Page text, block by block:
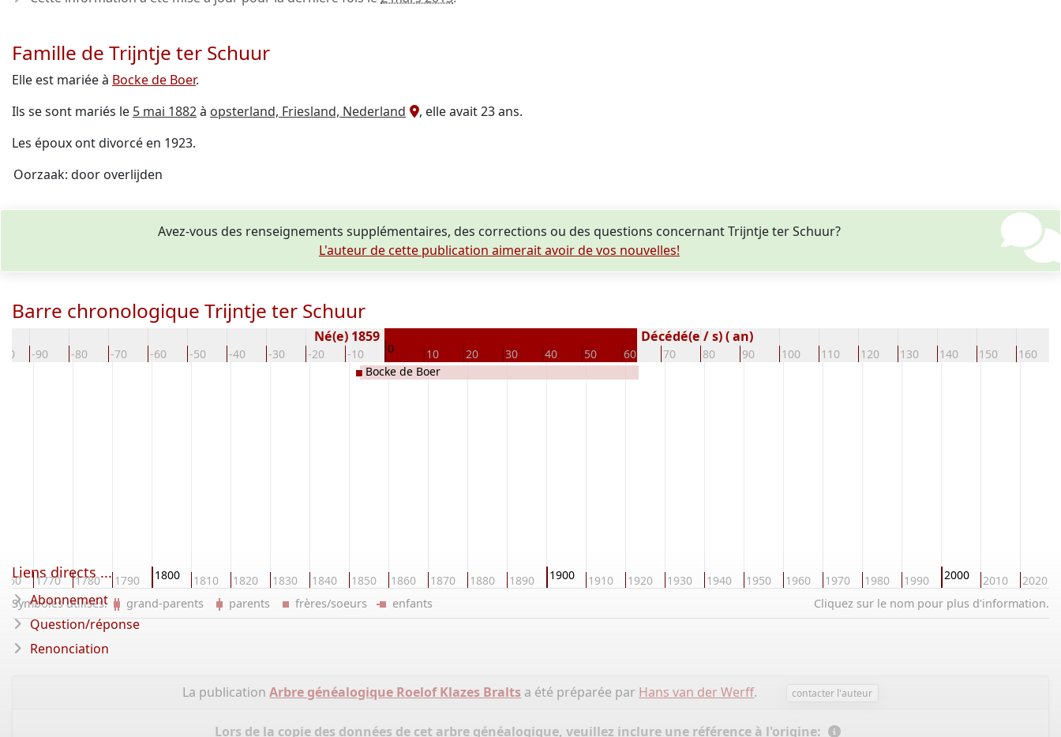
Famille de Trijntje ter Schuur
Elle est mariée à Bocke de Boer.
Ils se sont mariés le 5 mai 1882à opsterland, Friesland, Nederland
, elle avait 23 ans.
Les époux ont divorcé en 1923.
Oorzaak: door overlijden
Avez-vous des renseignements supplémentaires, des corrections ou des questions concernant Trijntje ter Schuur?
L'auteur de cette publication aimerait avoir de vos nouvelles!
Barre chronologique Trijntje ter Schuur
-90 -80 -70 -60 -50 -40 -30 -20 -10 0 10 20 30 40 50 60 70 80 90 100 110 120 130 140 150 160
Né(e) 1859 Décédé(e / s) ( an)
1770 1780 1790 1800 1810 1820 1830 1840 1850 1860 1870 1880 1890 1900 1910 1920 1930 1940 1950 1960 1970 1980 1990 2000 2010 2020
Bocke de Boer
Cliquez sur le nom pour plus d'information.
Symboles utilisés: grand-parents parents frères/soeurs enfants
La publicationArbre généalogique Roelof Klazes Bralts a été préparée par Hans van der Werff. contacter l'auteur
Lors de la copie des données de cet arbre généalogique, veuillez inclure une référence à l'origine:
Liens directs ...
Abonnement
Question/réponse
Renonciation